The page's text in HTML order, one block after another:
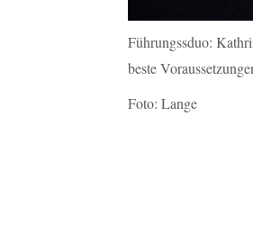
Führungssduo:
beste
Foto: Lange